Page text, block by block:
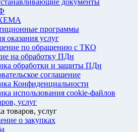
документы
программы
оказания услуг
по обращению с ТКО
на обработку ПДн
обработки и защиты ПДн
соглашение
Конфиденциальности
использования cookie-файлов
услуг
товаров, услуг
о закупках